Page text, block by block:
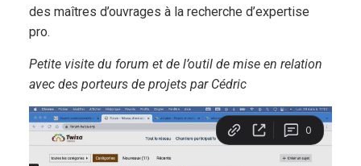
des maîtres d’ouvrages à la recherche d’expertise
pro.
Petite visite du forum et de l’outil de mise en relation
avec des porteurs de projets par Cédric